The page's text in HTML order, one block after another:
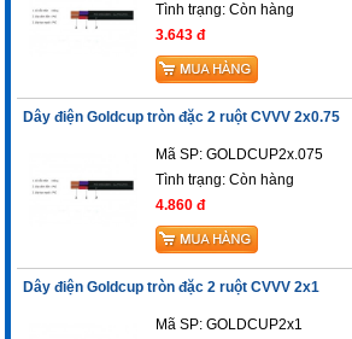
Tình trạng:Còn hàng
3.643 đ
Dây điện Goldcup tròn đặc 2 ruột CVVV 2x0.75
Mã SP: GOLDCUP2x.075
Tình trạng:Còn hàng
4.860 đ
Dây điện Goldcup tròn đặc 2 ruột CVVV 2x1
Mã SP: GOLDCUP2x1